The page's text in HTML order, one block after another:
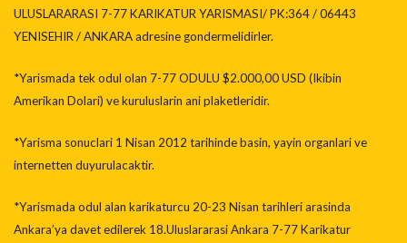
ULUSLARARASI 7-77 KARIKATUR YARISMASI/ PK:364 / 06443
YENISEHIR / ANKARA adresine gondermelidirler.
*Yarismada tek odul olan 7-77 ODULU $2.000,00 USD (Ikibin
Amerikan Dolari) ve kuruluslarin ani plaketleridir.
*Yarisma sonuclari 1 Nisan 2012 tarihinde basin, yayin organlari ve
internetten duyurulacaktir.
*Yarismada odul alan karikaturcu 20-23 Nisan tarihleri arasinda
Ankara’ya davet edilerek 18.Uluslararasi Ankara 7-77 Karikatur